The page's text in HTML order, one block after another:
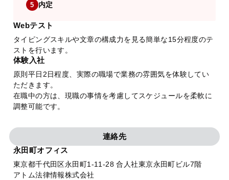
5 内定
Webテスト
タイピングスキルや文章の構成力を見る簡単な15分程度のテ
ストを行います。
体験入社
原則平日2日程度、実際の職場で業務の雰囲気を体験してい
ただきます。
在職中の方は、現職の事情を考慮してスケジュールを柔軟に
調整可能です。
連絡先
永田町オフィス
東京都千代田区永田町1-11-28 合人社東京永田町ビル7階
アトム法律情報株式会社